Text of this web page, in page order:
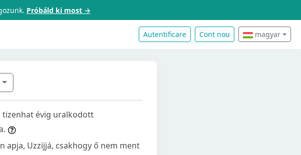
Próbáld ki most →
Autentificare Cont nou magyar
tizenhat évig uralkodott
apja, Uzzijjá, csakhogy ő nem ment